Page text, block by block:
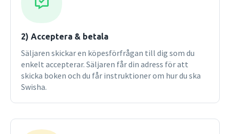
2) Acceptera & betala
Säljaren skickar en köpesförfrågan till dig som du
enkelt accepterar. Säljaren får din adress för att
skicka boken och du får instruktioner om hur du ska
Swisha.